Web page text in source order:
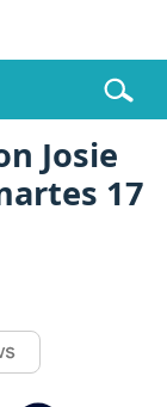
Josie
17